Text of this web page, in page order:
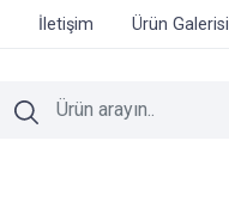
İletişim Ürün Galerisi